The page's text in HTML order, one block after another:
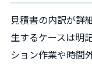
見積書の内訳が詳
生するケースは明
ション作業や時間